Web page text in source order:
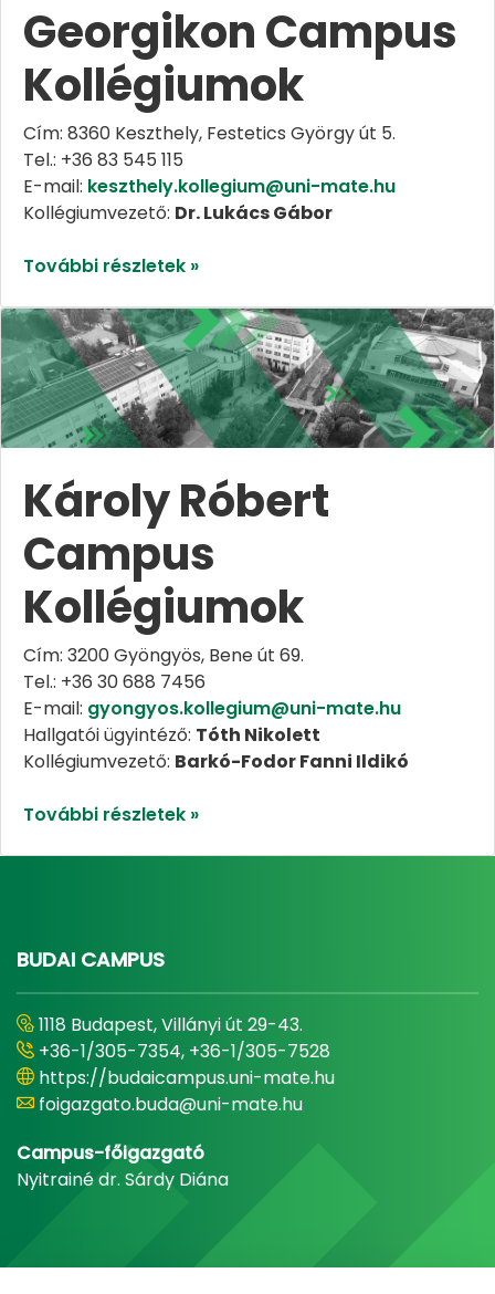
Georgikon Campus
Kollégiumok
Cím: 8360 Keszthely, Festetics György út 5.
Tel.: +36 83 545 115
E-mail: keszthely.kollegium@uni-mate.hu
Kollégiumvezető: Dr. Lukács Gábor
További részletek »
Károly Róbert
Campus
Kollégiumok
Cím: 3200 Gyöngyös, Bene út 69.
Tel.: +36 30 688 7456
E-mail: gyongyos.kollegium@uni-mate.hu
Hallgatói ügyintéző: Tóth Nikolett
Kollégiumvezető: Barkó-Fodor Fanni Ildikó
További részletek »
BUDAI CAMPUS
1118 Budapest, Villányi út 29-43.
+36-1/305-7354, +36-1/305-7528
https://budaicampus.uni-mate.hu
foigazgato.buda@uni-mate.hu
Campus-főigazgató
Nyitrainé dr. Sárdy Diána